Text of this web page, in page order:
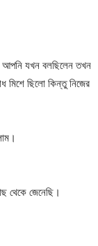
আপনি যখন বলছিলেন তখন
মিশে ছিলো কিন্তু নিজের
থেকে জেনেছি।